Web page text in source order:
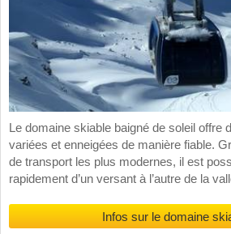
Le domaine skiable baigné de soleil offre
variées et enneigées de manière fiable.
de transport les plus modernes, il est
rapidement d’un versant à l’autre de la
Infos sur le domaine